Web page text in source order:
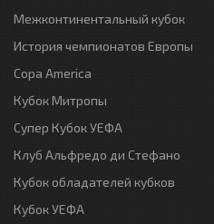
Межконтинентальный кубок
История чемпионатов Европы
Copa America
Кубок Митропы
Супер Кубок УЕФА
Клуб Альфредо ди Стефано
Кубок обладателей кубков
Кубок УЕФА